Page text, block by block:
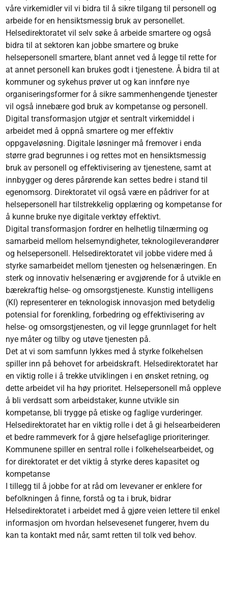
våre virkemidler vil vi bidra til å sikre tilgang til personell og
arbeide for en hensiktsmessig bruk av personellet.
Helsedirektoratet vil selv søke å arbeide smartere og også
bidra til at sektoren kan jobbe smartere og bruke
helsepersonell smartere, blant annet ved å legge til rette for
at annet personell kan brukes godt i tjenestene. Å bidra til at
kommuner og sykehus prøver ut og kan innføre nye
organiseringsformer for å sikre sammenhengende tjenester
vil også innebære god bruk av kompetanse og personell.
Digital transformasjon utgjør et sentralt virkemiddel i
arbeidet med å oppnå smartere og mer effektiv
oppgaveløsning. Digitale løsninger må fremover i enda
større grad begrunnes i og rettes mot en hensiktsmessig
bruk av personell og effektivisering av tjenestene, samt at
innbygger og deres pårørende kan settes bedre i stand til
egenomsorg. Direktoratet vil også være en pådriver for at
helsepersonell har tilstrekkelig opplæring og kompetanse for
å kunne bruke nye digitale verktøy effektivt.
Digital transformasjon fordrer en helhetlig tilnærming og
samarbeid mellom helsemyndigheter, teknologileverandører
og helsepersonell. Helsedirektoratet vil jobbe videre med å
styrke samarbeidet mellom tjenesten og helsenæringen. En
sterk og innovativ helsenæring er avgjørende for å utvikle en
bærekraftig helse- og omsorgstjeneste. Kunstig intelligens
(KI) representerer en teknologisk innovasjon med betydelig
potensial for forenkling, forbedring og effektivisering av
helse- og omsorgstjenesten, og vil legge grunnlaget for helt
nye måter og tilby og utøve tjenesten på.
Det at vi som samfunn lykkes med å styrke folkehelsen
spiller inn på behovet for arbeidskraft. Helsedirektoratet har
en viktig rolle i å trekke utviklingen i en ønsket retning, og
dette arbeidet vil ha høy prioritet. Helsepersonell må oppleve
å bli verdsatt som arbeidstaker, kunne utvikle sin
kompetanse, bli trygge på etiske og faglige vurderinger.
Helsedirektoratet har en viktig rolle i det å gi helsearbeideren
et bedre rammeverk for å gjøre helsefaglige prioriteringer.
Kommunene spiller en sentral rolle i folkehelsearbeidet, og
for direktoratet er det viktig å styrke deres kapasitet og
kompetanse
I tillegg til å jobbe for at råd om levevaner er enklere for
befolkningen å finne, forstå og ta i bruk, bidrar
Helsedirektoratet i arbeidet med å gjøre veien lettere til enkel
informasjon om hvordan helsevesenet fungerer, hvem du
kan ta kontakt med når, samt retten til tolk ved behov.